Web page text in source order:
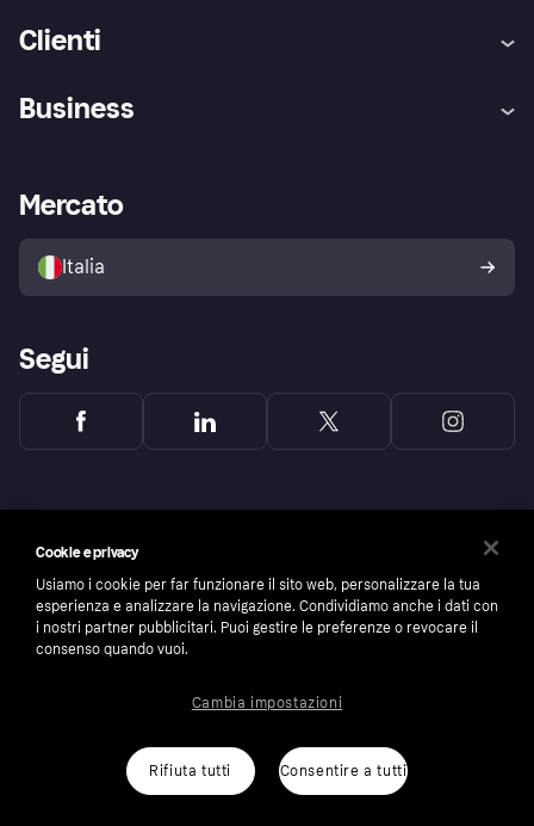
Clienti
Assistenza
Esplora i negozi
Politica di protezione
dell'acquirente Klarna
Business
Accesso aziende
Mercato
Italia
Segui
number: 556737-0431
Cookies Klarna.com
Cookie e privacy
Usiamo i cookie per far funzionare il sito web, personalizzare la tua
esperienza e analizzare la navigazione. Condividiamo anche i dati con
i nostri partner pubblicitari. Puoi gestire le preferenze o revocare il
consenso quando vuoi.
Rifiuta tutti Consentire a tutti
Cambia impostazioni